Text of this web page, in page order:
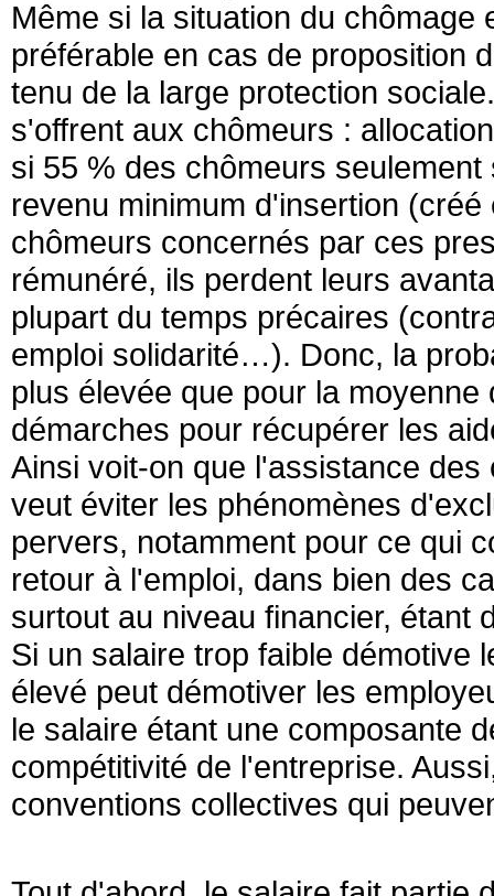
Même si la situation du chômage
préférable en cas de proposition
tenu de la large protection
s'offrent aux chômeurs :
si 55 % des chômeurs
revenu minimum d'insertion
chômeurs concernés par ces
rémunéré, ils perdent leurs
plupart du temps précaires
emploi solidarité…). Donc, la
plus élevée que pour la
démarches pour récupérer les
Ainsi voit-on que l'assistance
veut éviter les phénomènes
pervers, notamment pour ce qui
retour à l'emploi, dans bien des
surtout au niveau financier, étant
Si un salaire trop faible démotive
élevé peut démotiver les
le salaire étant une composante
compétitivité de l'entreprise.
conventions collectives qui